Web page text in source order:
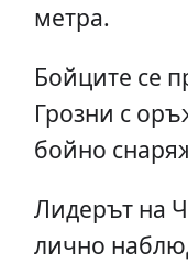
метра.
Бойците се
Грозни с
бойно
Лидерът на
лично